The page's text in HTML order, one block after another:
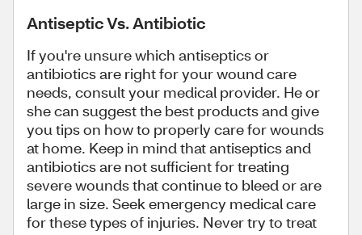
Antiseptic Vs. Antibiotic
If you're unsure which antiseptics or
antibiotics are right for your wound care
needs, consult your medical provider. He or
she can suggest the best products and give
you tips on how to properly care for wounds
at home. Keep in mind that antiseptics and
antibiotics are not sufficient for treating
severe wounds that continue to bleed or are
large in size. Seek emergency medical care
for these types of injuries. Never try to treat